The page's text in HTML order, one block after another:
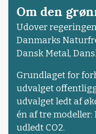
Om den
Udover
Danmarks
Dansk Metal,
Grundlaget for
udvalget
udvalget ledt af
én af tre modeller:
udledt CO2.